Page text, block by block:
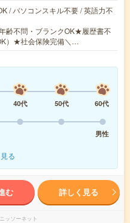
/ パソコンスキル不要 / 英語力不
齢不問・ブランクOK★履歴書不
）★社会保険完備＼…
40代 50代
60代
男性
る
む 詳しく見る
ッソーネット